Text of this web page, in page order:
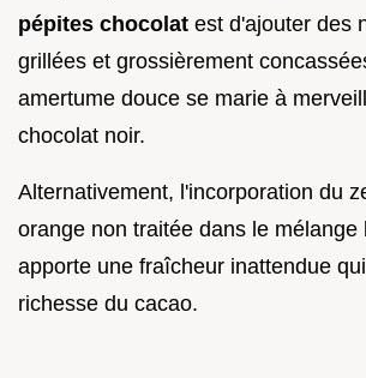
pépites chocolat est d'ajouter des
grillées et grossièrement
amertume douce se marie à
chocolat noir.
Alternativement, l'incorporation du
orange non traitée dans le mélange
apporte une fraîcheur inattendue
richesse du cacao.